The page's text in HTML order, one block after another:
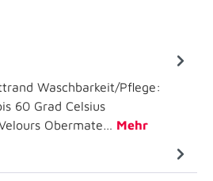
Waschbarkeit/Pflege:
60 Grad Celsius
Obermate… Mehr